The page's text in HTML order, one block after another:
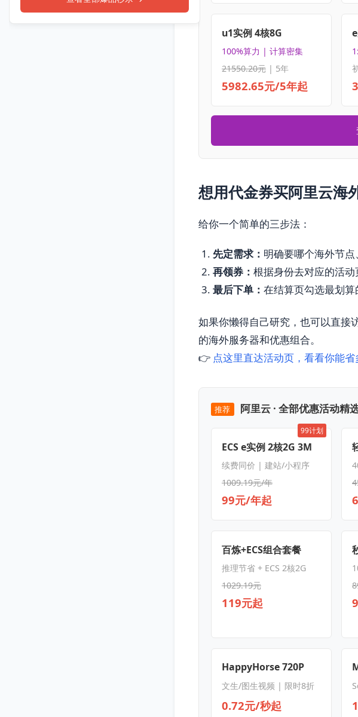
u1实例 4核8G
100%算力 | 计算密集
21550.20元| 5年
5982.65元/5年起
想用代金券买阿里云海
给你一个简单的三步法：
先定需求： 明确要哪个海外节点
再领券： 根据身份去对应的活动
最后下单： 在结算页勾选最划算
如果你懒得自己研究，也可以直接
的海外服务器和优惠组合。
👉 点这里直达活动页，看看你能省
推荐 阿里云 · 全部优惠活动精
99计划
ECS e实例 2核2G 3M
续费同价 | 建站/小程序
1009.19元/年
99元/年起
百炼+ECS组合套餐
推理节省 + ECS 2核2G
1029.19元
119元起
HappyHorse 720P
文生/图生视频 | 限时8折
0.72元/秒起